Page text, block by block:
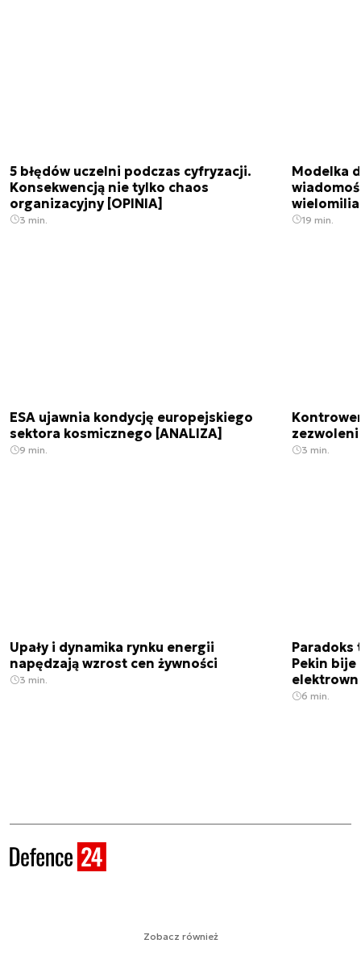
5 błędów uczelni podczas cyfryzacji.
Konsekwencją nie tylko chaos
organizacyjny [OPINIA]
3 min.
Modelka
19 min.
ESA ujawnia kondycję europejskiego
sektora kosmicznego [ANALIZA]
9 min. 3 min.
Upały i dynamika rynku energii
napędzają wzrost cen żywności
3 min.
Paradoks
Pekin bije
6 min.
Zobacz również